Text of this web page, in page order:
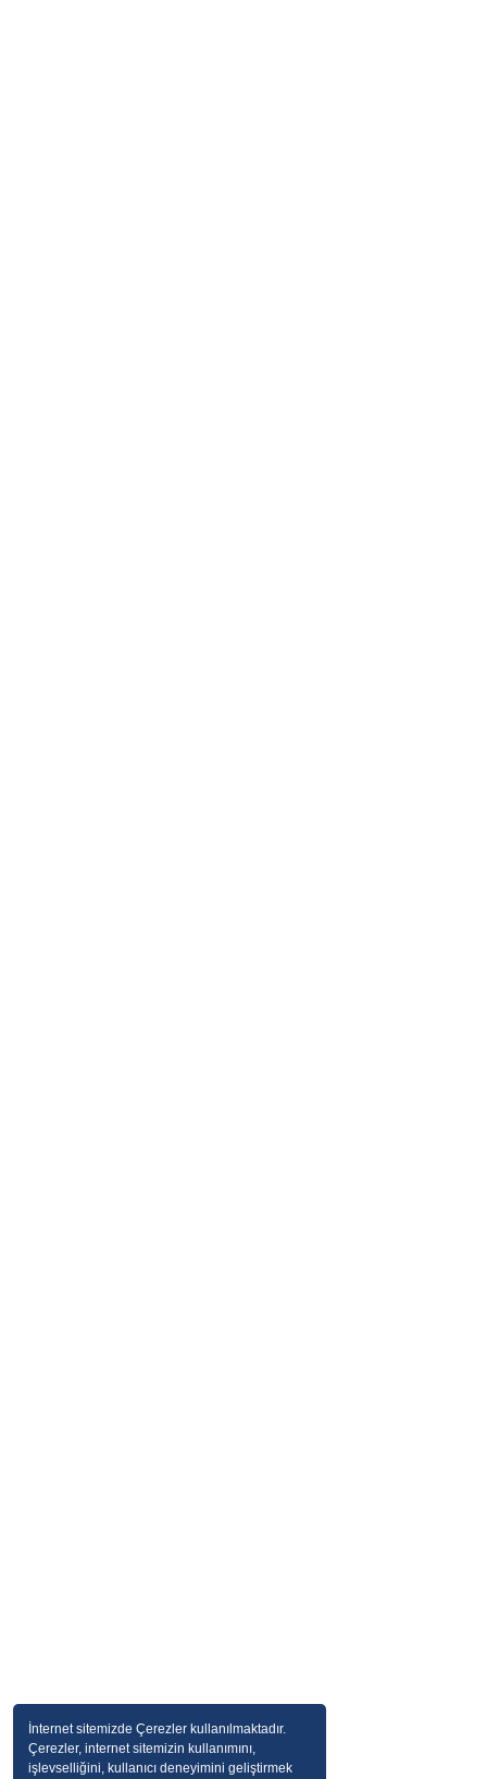
İnternet sitemizde Çerezler kullanılmaktadır.
Çerezler, internet sitemizin kullanımını,
işlevselliğini, kullanıcı deneyimini geliştirmek